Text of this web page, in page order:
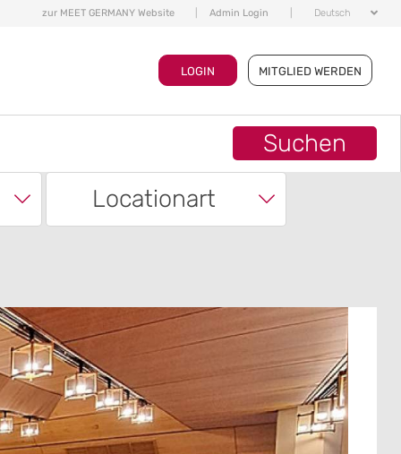
zur MEET GERMANY Website Admin Login Deutsch
LOGIN MITGLIED WERDEN
Suchen
Locationart